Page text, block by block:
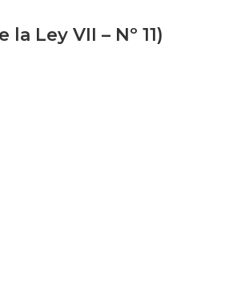
Ley VII – Nº 11)